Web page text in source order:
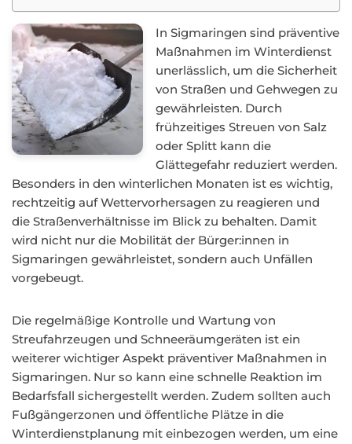
In Sigmaringen sind präventive
Maßnahmen im Winterdienst
unerlässlich, um die Sicherheit
von Straßen und Gehwegen zu
gewährleisten. Durch
frühzeitiges Streuen von Salz
oder Splitt kann die
Glättegefahr reduziert werden.
Besonders in den winterlichen Monaten ist es wichtig,
rechtzeitig auf Wettervorhersagen zu reagieren und
die Straßenverhältnisse im Blick zu behalten. Damit
wird nicht nur die Mobilität der Bürger:innen in
Sigmaringen gewährleistet, sondern auch Unfällen
vorgebeugt.
Die regelmäßige Kontrolle und Wartung von
Streufahrzeugen und Schneeräumgeräten ist ein
weiterer wichtiger Aspekt präventiver Maßnahmen in
Sigmaringen. Nur so kann eine schnelle Reaktion im
Bedarfsfall sichergestellt werden. Zudem sollten auch
Fußgängerzonen und öffentliche Plätze in die
Winterdienstplanung mit einbezogen werden, um eine